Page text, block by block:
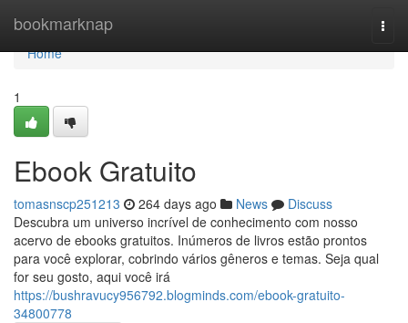
bookmarknap
Home
Home
1
Ebook Gratuito
tomasnscp251213 264 days ago News
Discuss
Descubra um universo incrível de conhecimento com nosso
acervo de ebooks gratuitos. Inúmeros de livros estão prontos
para você explorar, cobrindo vários gêneros e temas. Seja qual
for seu gosto, aqui você irá
https://bushravucy956792.blogminds.com/ebook-gratuito-
34800778